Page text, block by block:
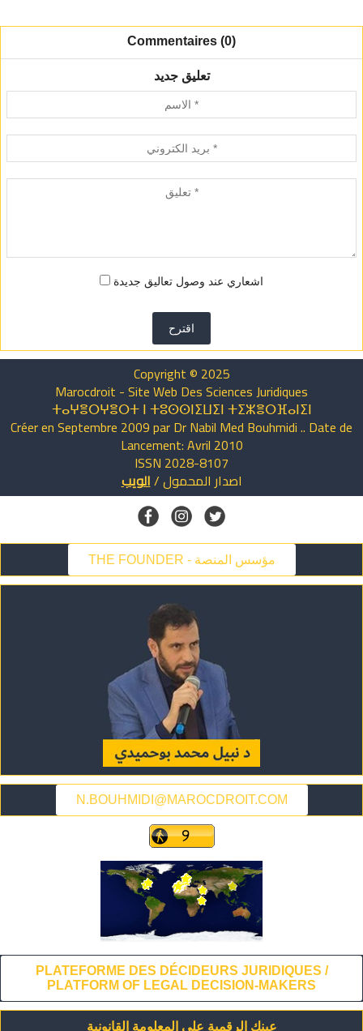
Commentaires (0)
تعليق جديد
اشعاري عند وصول تعاليق جديدة
اقترح
Copyright © 2025
Marocdroit - Site Web Des Sciences Juridiques
ⵜⴰⵖⴻⵔⵖⴻⵔⵜ ⵏ ⵜⵓⵙⵙⵏⵉⵡⵉⵏ ⵜⵉⵣⴻⵔⴼⴰⵏⵉⵏ
Créer en Septembre 2009 par Dr Nabil Med Bouhmidi .. Date de
Lancement: Avril 2010
ISSN 2028-8107
اصدار المحمول/الويب
THE FOUNDER - مؤسس المنصة
N.BOUHMIDI@MAROCDROIT.COM
PLATEFORME DES DÉCIDEURS JURIDIQUES /
PLATFORM OF LEGAL DECISION-MAKERS
عينك الرقمية على المعلومة القانونية